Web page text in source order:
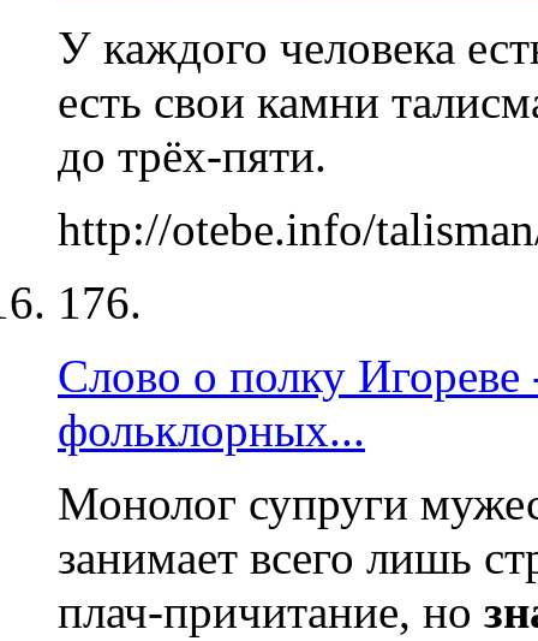
У каждого человека
есть свои камни
до трёх-пяти.
http://otebe.info/
176.
Слово о полку
фольклорных...
Монолог супруги
занимает всего лишь
плач-причитание, но